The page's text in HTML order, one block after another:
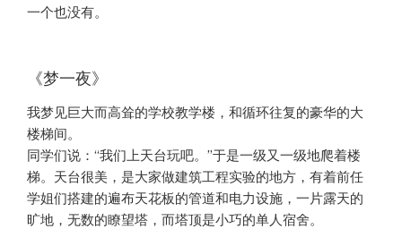
一个也没有。
《梦一夜》
我梦见巨大而高耸的学校教学楼，和循环往复的豪华的大
楼梯间。
同学们说：“我们上天台玩吧。”于是一级又一级地爬着楼
梯。天台很美，是大家做建筑工程实验的地方，有着前任
学姐们搭建的遍布天花板的管道和电力设施，一片露天的
旷地，无数的瞭望塔，而塔顶是小巧的单人宿舍。